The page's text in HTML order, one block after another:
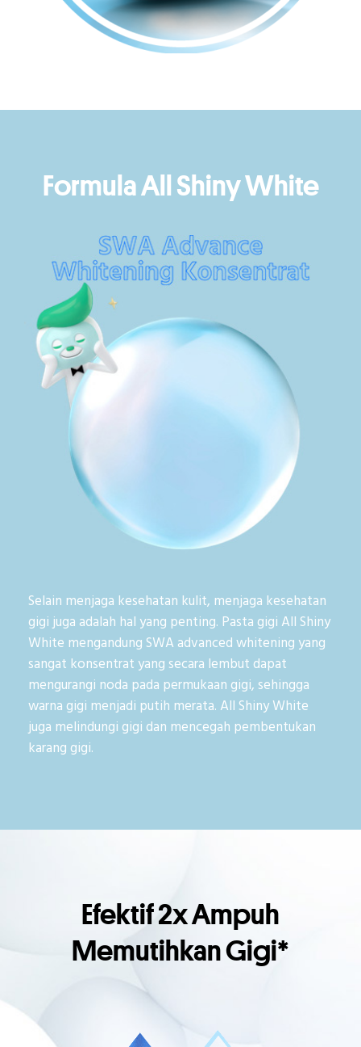
Formula All Shiny White
Selain menjaga kesehatan kulit, menjaga kesehatan
gigi juga adalah hal yang penting. Pasta gigi All Shiny
White mengandung SWA advanced whitening yang
sangat konsentrat yang secara lembut dapat
mengurangi noda pada permukaan gigi, sehingga
warna gigi menjadi putih merata. All Shiny White
juga melindungi gigi dan mencegah pembentukan
karang gigi.
Efektif 2x Ampuh
Memutihkan Gigi*